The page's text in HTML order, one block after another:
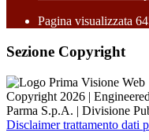
Pagina visualizzata
Sezione Copyright
Copyright 2026 |
Parma S.p.A. | Divisione
Disclaimer trattamento dati